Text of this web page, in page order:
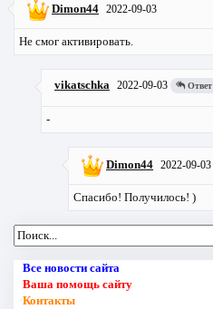
Dimon44 2022-09-03
Не смог активировать.
vikatschka 2022-09-03 Ответ
-
Dimon44 2022-09-03
Спасибо! Получилось! )
Все новости сайта
Ваша помощь сайту
Контакты